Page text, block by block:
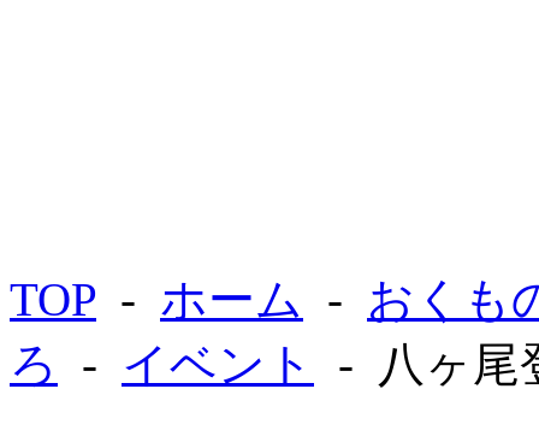
TOP - ホーム - おくも
ろ
- イベント - 八ヶ尾